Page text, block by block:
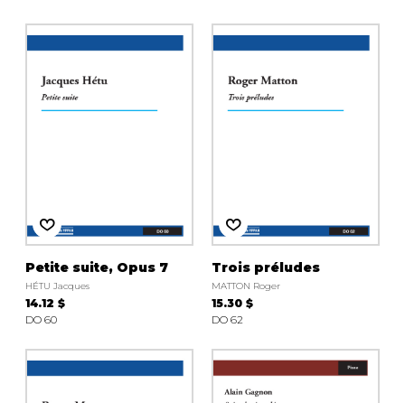
Petite suite, Opus 7
HÉTU Jacques
14.12 $
DO 60
Trois préludes
MATTON Roger
15.30 $
DO 62